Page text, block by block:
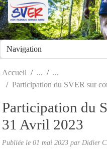
Accueil
Participation du SVER sur
Participation du
31 Avril 2023
Publiée le 01 mai 2023 par Didier
Panneau de gestion des cookies